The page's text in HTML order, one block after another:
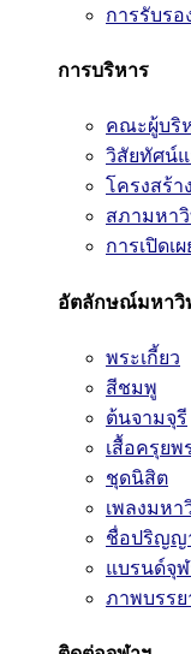
การรับร
การบริหาร
คณะผู้บริ
วิสัยทัศน์
โครงสร้า
สภามหา
การเปิดเ
อัตลักษณ์มหาวิ
พระเกี้ยว
สีชมพู
ต้นจามจุรี
เสื้อครุย
ชุดนิสิต
เพลงมหา
ชื่อปริญญ
แบรนด์จุฬ
ภาพบรรย